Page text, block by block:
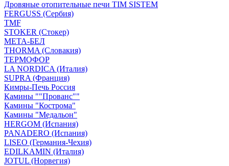
Дровяные отопительные печи TIM SISTEM
FERGUSS (Сербия)
TMF
STOKER (Стокер)
МЕТА-БЕЛ
THORMA (Словакия)
ТЕРМОФОР
LA NORDICA (Италия)
SUPRA (Франция)
Кимры-Печь Россия
Камины ""Прованс""
Камины "Кострома"
Камины "Медальон"
HERGOM (Испания)
PANADERO (Испания)
LISEO (Германия-Чехия)
EDILKAMIN (Италия)
JOTUL (Норвегия)